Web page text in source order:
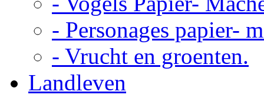
- Personages papier-
- Vrucht en groenten.
Landleven